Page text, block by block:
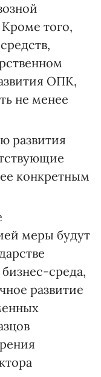
того,
ОПК,
не менее
развития
конкретным
меры будут
среда,
развитие